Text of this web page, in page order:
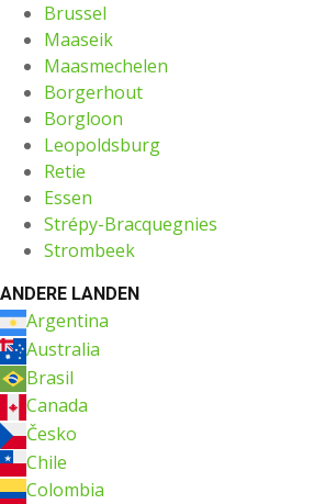
Brussel
Maaseik
Maasmechelen
Borgerhout
Borgloon
Leopoldsburg
Retie
Essen
Strépy-Bracquegnies
Strombeek
ANDERE LANDEN
Argentina
Australia
Brasil
Canada
Česko
Chile
Colombia